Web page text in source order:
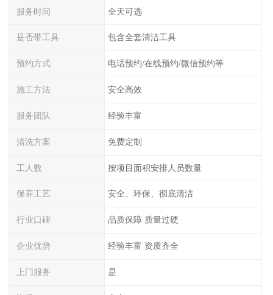
服务时间 全天可选
是否带工具 包含全套清洁工具
预约方式 电话预约/在线预约/微信预约等
施工方法 安全高效
服务团队 经验丰富
清洗方案 免费定制
工人数 按项目面积安排人员数量
保养工艺 安全、环保、彻底清洁
行业口碑 品质保障 质量过硬
企业优势 经验丰富 资质齐全
上门服务 是